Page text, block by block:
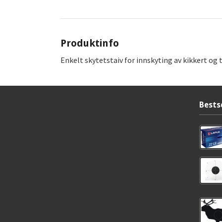
Produktinfo
Enkelt skytetstaiv for innskyting av kikkert og